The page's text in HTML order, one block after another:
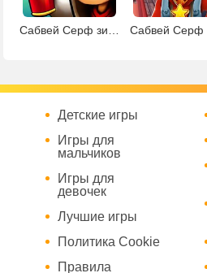
Сабвей Серф зимние каникулы
Детские игры
Игры для
мальчиков
Игры для
девочек
Лучшие игры
Политика Cookie
Правила